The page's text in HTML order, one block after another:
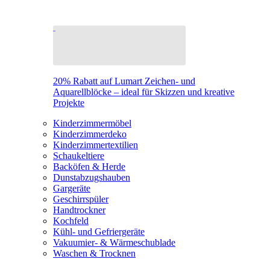
20% Rabatt auf Lumart Zeichen- und
Aquarellblöcke – ideal für Skizzen und kreative
Projekte
Kinderzimmermöbel
Kinderzimmerdeko
Kinderzimmertextilien
Schaukeltiere
Backöfen & Herde
Dunstabzugshauben
Gargeräte
Geschirrspüler
Handtrockner
Kochfeld
Kühl- und Gefriergeräte
Vakuumier- & Wärmeschublade
Waschen & Trocknen